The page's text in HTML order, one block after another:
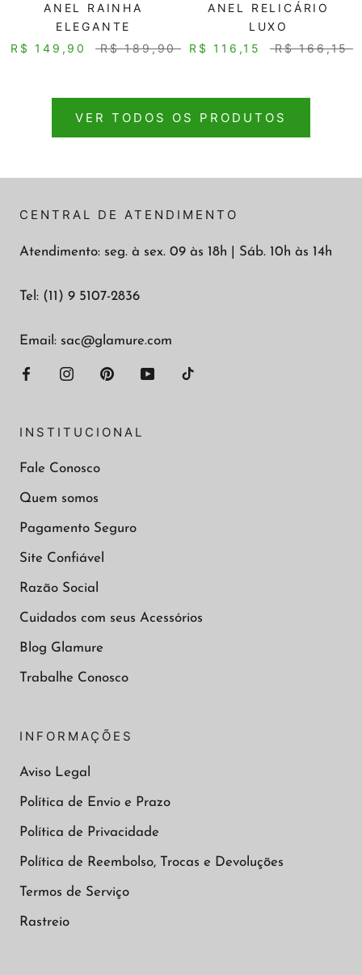
ANEL RAINHA
ELEGANTE
R$ 149,90
R$ 189,90
ANEL RELICÁRIO
LUXO
R$ 116,15
R$ 166,15
VER TODOS OS PRODUTOS
CENTRAL DE ATENDIMENTO
Atendimento: seg. à sex. 09 às 18h | Sáb. 10h às 14h
Tel: (11) 9 5107-2836
Email: sac@glamure.com
INSTITUCIONAL
Fale Conosco
Quem somos
Pagamento Seguro
Site Confiável
Razão Social
Cuidados com seus Acessórios
Blog Glamure
Trabalhe Conosco
INFORMAÇÕES
Aviso Legal
Política de Envio e Prazo
Política de Privacidade
Política de Reembolso, Trocas e Devoluções
Termos de Serviço
Rastreio